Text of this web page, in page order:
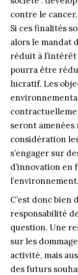
contre le
Si ces finalités
alors le mandat
réduit à l’intérêt
pourra être
lucratif. Les
seront
considération
s’engager sur
d’innovation en
l’environnement.
C’est donc bien
responsabilité
question. Une
sur les
activité, mais
des futurs